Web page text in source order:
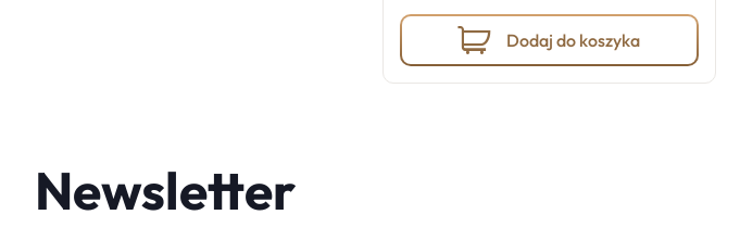
Dodaj do koszyka
Newsletter